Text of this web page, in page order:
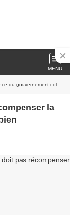
MENU
gouvernement colombien
la